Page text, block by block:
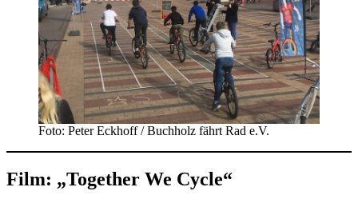
Foto: Peter Eckhoff / Buchholz fährt Rad e.V.
Film: „Together We Cycle“